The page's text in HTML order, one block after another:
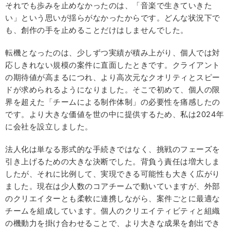
それでも歩みを止めなかったのは、「音楽で生きていきた
い」という思いが揺らがなかったからです。どんな状況下で
も、創作の手を止めることだけはしませんでした。
転機となったのは、少しずつ実績が積み上がり、個人では対
応しきれない規模の案件に直面したときです。クライアント
の期待値が高まるにつれ、より高次元なクオリティとスピー
ドが求められるようになりました。そこで初めて、個人の限
界を超えた「チームによる制作体制」の必要性を痛感したの
です。より大きな価値を世の中に提供するため、私は2024年
に会社を設立しました。
法人化は単なる形式的な手続きではなく、挑戦のフェーズを
引き上げるための大きな決断でした。背負う責任は増大しま
したが、それに比例して、実現できる可能性も大きく広がり
ました。現在は少人数のコアチームで動いていますが、外部
のクリエイターとも柔軟に連携しながら、案件ごとに最適な
チームを組成しています。個人のクリエイティビティと組織
の機動力を掛け合わせることで、より大きな成果を創出でき